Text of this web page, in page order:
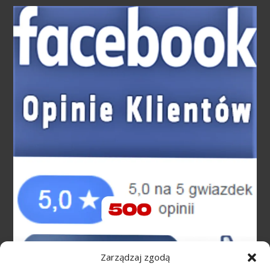
Zarządzaj zgodą